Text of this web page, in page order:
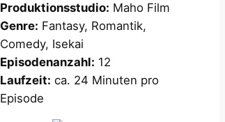
Produktionsstudio: Maho Film
Genre: Fantasy, Romantik,
Comedy, Isekai
Episodenanzahl: 12
Laufzeit: ca. 24 Minuten pro
Episode